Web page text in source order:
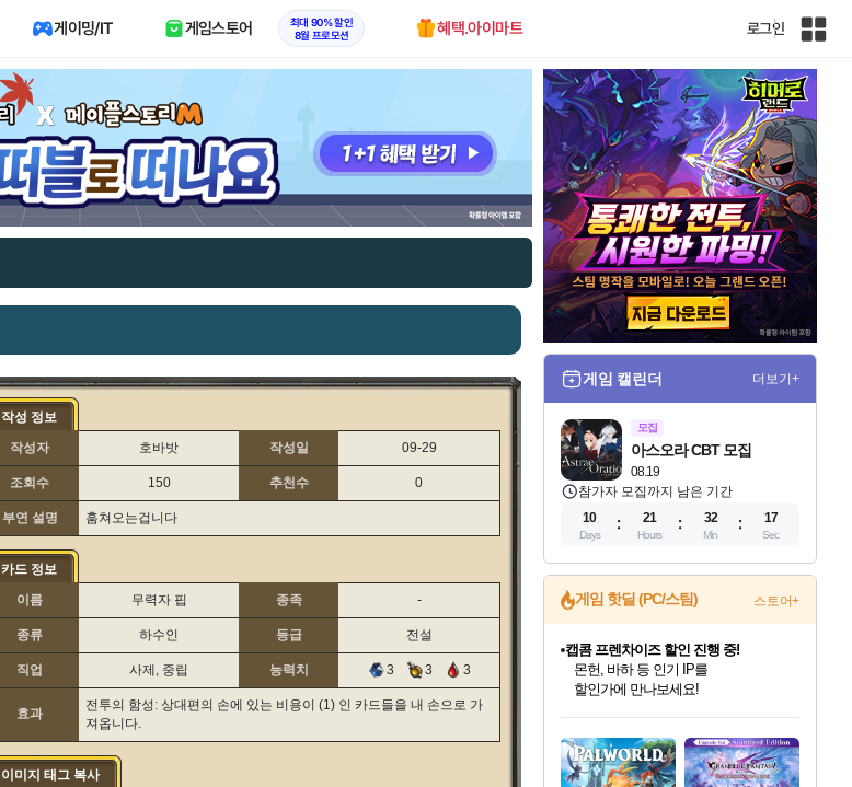
게이밍/IT 게임스토어
최대 90% 할인
8월 프로모션
혜택.아이마트 로그인
인
전
이
트
맵
작성 정보
작성자
호바밧 작성일 09-29
조회수 150 추천수 0
부연 설명 훔쳐오는겁니다
카드 정보
이름
무력자 핍 종족 -
종류 하수인 등급 전설
직업 사제, 중립 능력치 3 3 3
효과
전투의 함성: 상대편의 손에 있는 비용이 (1) 인 카드들을 내 손으로 가
져옵니다.
이미지 태그 복사
게임 캘린더 더보기+
모집
08.19
아스오라 CBT 모집
참가자 모집까지 남은 기간
10
Days
21
Hours
32
Min
16
Sec
게임 핫딜 (PC/스팀) 스토어+
최대 90% 할인가를 만나보세요!
네이버혜택과 함께 만나보세요!
50%할인&추가 적립까지!
네이버 포인트 혜택까지!
이니&베니 혜택까지!
네이버 혜택가와 함께 예약하세요!
할인&네이버혜택으로 만나보세요!
네이버페이 혜택과 만나보세요!
40주년 프로모션으로 만나보세요!
캡콤 프렌차이즈 할인 진행 중!
몬헌, 바하 등 인기 IP를
할인가에 만나보세요!
일부 에디션 상시 할인!
혜택으로 예약 판매 중
편안하게 충전하세요